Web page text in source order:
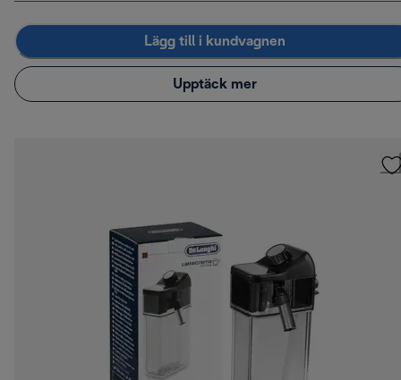
Lägg till i kundvagnen
Upptäck mer